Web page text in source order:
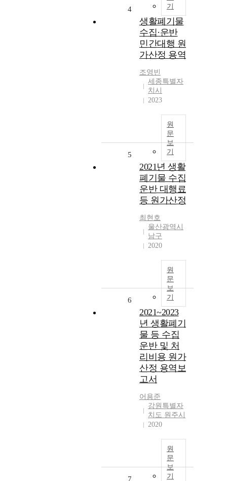
기
4
생활폐기물
수집·운반
민간대행 원
가산정 용역
조영빈
세종특별자
치시
2023
원
문
보
기
5
2021년 생활
폐기물 수집
운반 대행료
등 원가산정
최현호
울산광역시
남구
2020
원
문
보
기
6
2021~2023
년 생활폐기
물 등 수집
운반 및 처
리비용 원가
산정 용역보
고서
어용준
강원특별자
치도 원주시
2020
원
문
보
기
7